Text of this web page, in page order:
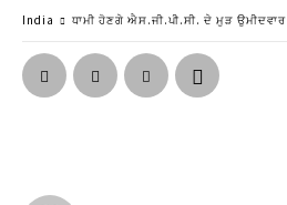
India ਧਾਮੀ ਹੋਣਗੇ ਐਸ.ਜੀ.ਪੀ.ਸੀ. ਦੇ ਮੁੜ ਉਮੀਦਵਾਰ